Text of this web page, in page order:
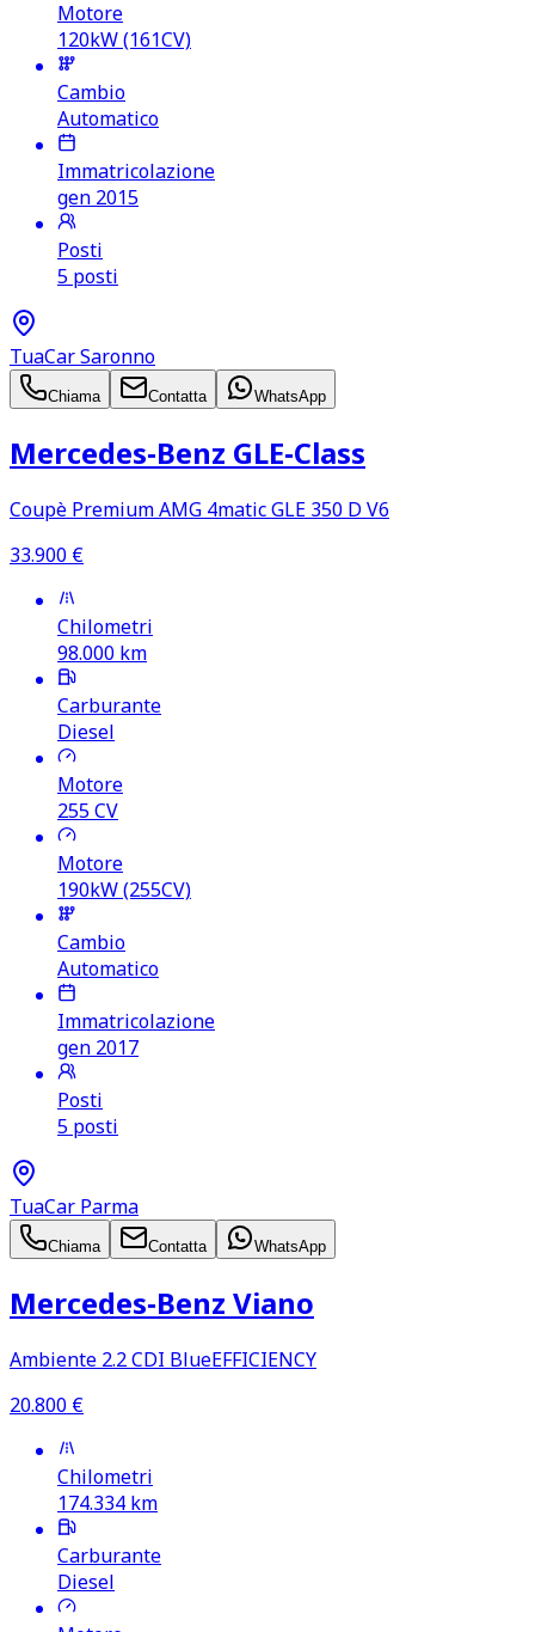
Motore
120kW (161CV)
Cambio
Automatico
Immatricolazione
gen 2015
Posti
5 posti
TuaCar Saronno
Chiama Contatta WhatsApp
Mercedes‑Benz GLE‑Class
Coupè Premium AMG 4matic GLE 350 D V6
33.900 €
Chilometri
98.000 km
Carburante
Diesel
Motore
255CV
Motore
190kW (255CV)
Cambio
Automatico
Immatricolazione
gen 2017
Posti
5 posti
TuaCar Parma
Chiama Contatta WhatsApp
Mercedes‑Benz Viano
Ambiente 2.2 CDI BlueEFFICIENCY
20.800 €
Chilometri
174.334 km
Carburante
Diesel